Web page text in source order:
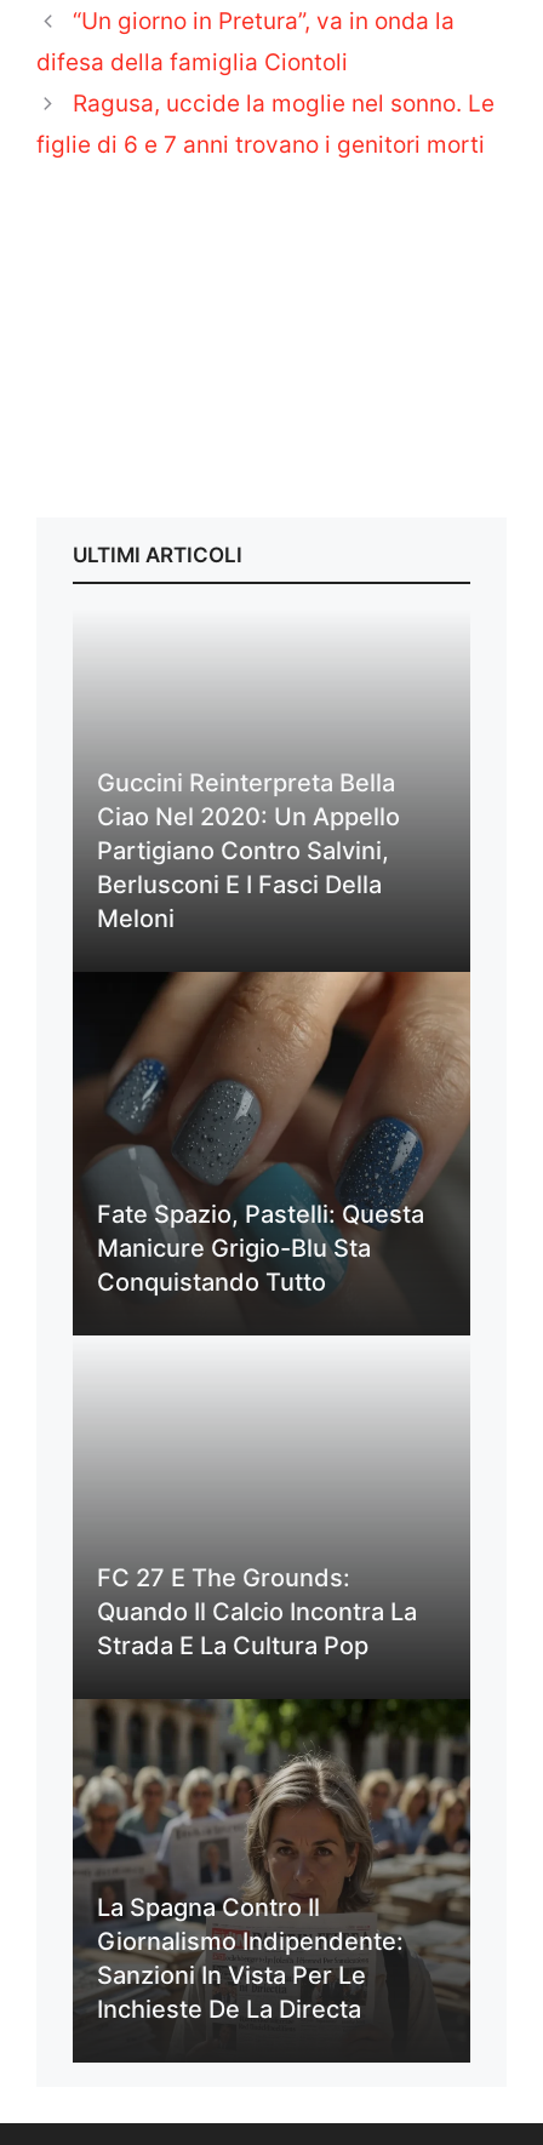
“Un giorno in Pretura”, va in onda la
difesa della famiglia Ciontoli
Ragusa, uccide la moglie nel sonno. Le
figlie di 6 e 7 anni trovano i genitori morti
ULTIMI ARTICOLI
Guccini Reinterpreta Bella
Ciao Nel 2020: Un Appello
Partigiano Contro Salvini,
Berlusconi E I Fasci Della
Meloni
Fate Spazio, Pastelli: Questa
Manicure Grigio-Blu Sta
Conquistando Tutto
FC 27 E The Grounds:
Quando Il Calcio Incontra La
Strada E La Cultura Pop
La Spagna Contro Il
Giornalismo Indipendente:
Sanzioni In Vista Per Le
Inchieste De La Directa